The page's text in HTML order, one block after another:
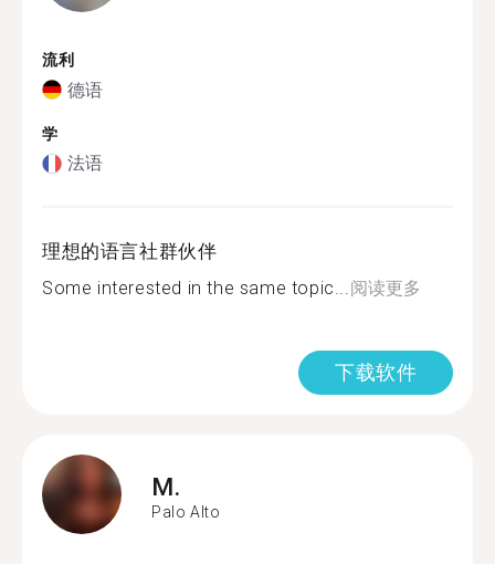
流利
德语
学
法语
理想的语言社群伙伴
Some interested in the same topic...阅读更多
下载软件
M.
Palo Alto